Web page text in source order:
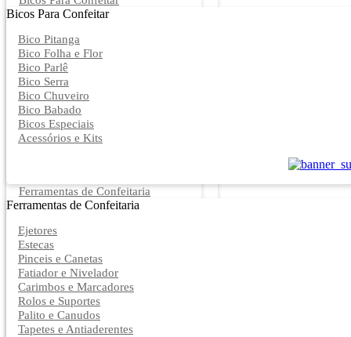
Bicos Para Confeitar
Bico Pitanga
Bico Folha e Flor
Bico Parlê
Bico Serra
Bico Chuveiro
Bico Babado
Bicos Especiais
Acessórios e Kits
Ferramentas de Confeitaria
Ferramentas de Confeitaria
Ejetores
Estecas
Pinceis e Canetas
Fatiador e Nivelador
Carimbos e Marcadores
Rolos e Suportes
Palito e Canudos
Tapetes e Antiaderentes